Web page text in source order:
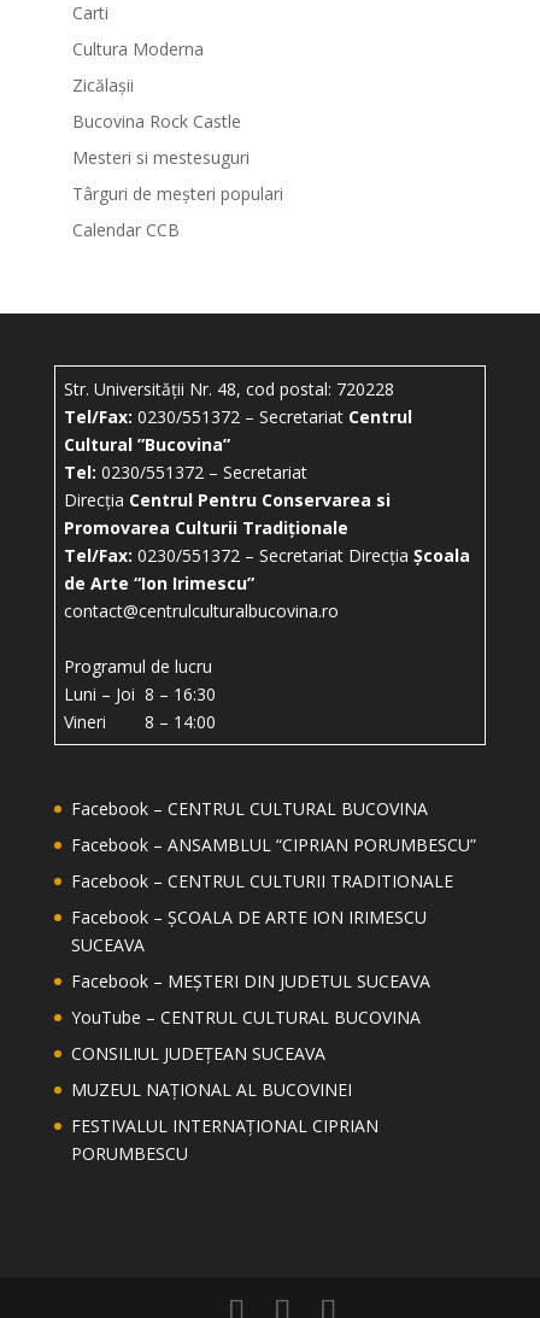
Carti
Cultura Moderna
Zicălașii
Bucovina Rock Castle
Mesteri si mestesuguri
Târguri de meșteri populari
Calendar CCB
Str. Universității Nr. 48, cod postal: 720228
Tel/Fax: 0230/551372 – Secretariat Centrul
Cultural ”Bucovina”
Tel: 0230/551372 – Secretariat
Direcția Centrul Pentru Conservarea si
Promovarea Culturii Tradiționale
Tel/Fax: 0230/551372 – Secretariat Direcția Școala
de Arte “Ion Irimescu”
contact@centrulculturalbucovina.ro
Programul de lucru
Luni – Joi 8 – 16:30
Vineri 8 – 14:00
Facebook – CENTRUL CULTURAL BUCOVINA
Facebook – ANSAMBLUL “CIPRIAN PORUMBESCU”
Facebook – CENTRUL CULTURII TRADITIONALE
Facebook – ȘCOALA DE ARTE ION IRIMESCU
SUCEAVA
Facebook – MEȘTERI DIN JUDETUL SUCEAVA
YouTube – CENTRUL CULTURAL BUCOVINA
CONSILIUL JUDEȚEAN SUCEAVA
MUZEUL NAȚIONAL AL BUCOVINEI
FESTIVALUL INTERNAȚIONAL CIPRIAN
PORUMBESCU